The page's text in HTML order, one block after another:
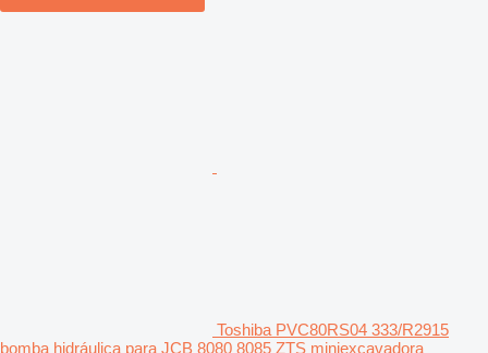
Toshiba PVC80RS04 333/R2915
bomba hidráulica para JCB 8080 8085 ZTS miniexcavadora